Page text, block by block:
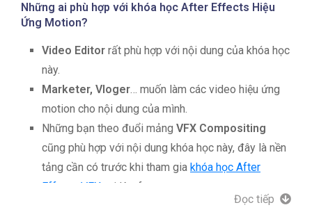
Những ai phù hợp với khóa học After Effects Hiệu
Ứng Motion?
Video Editor rất phù hợp với nội dung của khóa học
này.
Marketer, Vloger… muốn làm các video hiệu ứng
motion cho nội dung của mình.
Những bạn theo đuổi mảng VFX Compositing
cũng phù hợp với nội dung khóa học này, đây là nền
tảng cần có trước khi tham gia khóa học After
Effects VFX tại Keyframe.
Đọc tiếp